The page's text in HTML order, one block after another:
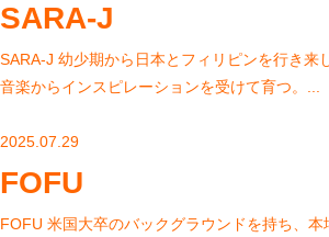
SARA-J
SARA-J 幼少期から日本とフィリピンを行き来
音楽からインスピレーションを受けて育つ。...
2025.07.29
FOFU
FOFU 米国大卒のバックグラウンドを持ち、